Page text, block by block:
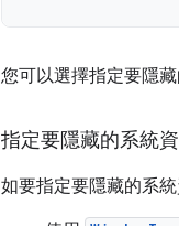
您可以選擇指定要隱
指定要隱藏的系統
如要指定要隱藏的系